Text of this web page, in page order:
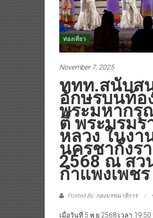
ท่องเที่ยว
November 7, 2025
ททท.สนับส
อักษรบนท้อ
พระมหากรุ
ติ์ พระบรม
หลวง ในงา
นครชากังร
2568 ณ สว
กำแพงเพชร
Posted By: กองบรรณาธิการ
เมื่อวันที่ 5 พ.ย.2568 เวลา